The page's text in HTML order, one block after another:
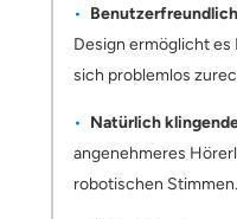
Design ermöglicht
sich problemlos
Natürlich
angenehmeres
robotischen Stimmen.